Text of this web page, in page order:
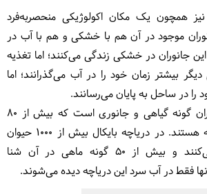
همچون یک مکان اکولوژیکی منحصربه‌فرد
موجود در آن هم با خشکی و هم با آب در
جانوران در خشکی زندگی می‌کنند؛ اما تغذیه
بیشتر زمان خود را در آب می‌گذرانند؛ اما
را در ساحل به پایان می‌رسانند.
این دریاچه میزبان هزاران گونه گیاهی و جانوری است که بیش از ۸۰
درصد آنها بومی منطقه هستند. در دریاچه بایکال بیش از ۱۰۰۰ حیوان
منحصربه‌فرد زندگی می‌کنند و بیش از ۵۰ گونه ماهی در آن شنا